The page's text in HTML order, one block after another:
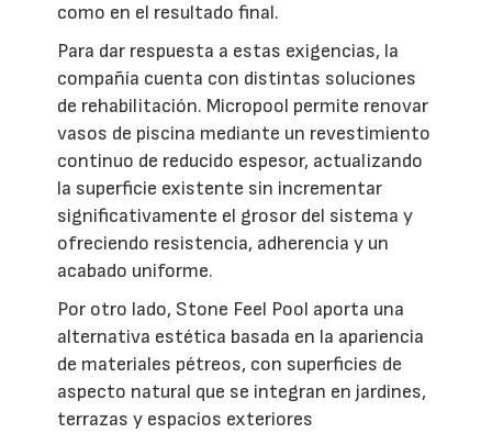
como en el resultado final.
Para dar respuesta a estas exigencias, la
compañía cuenta con distintas soluciones
de rehabilitación. Micropool permite renovar
vasos de piscina mediante un revestimiento
continuo de reducido espesor, actualizando
la superficie existente sin incrementar
significativamente el grosor del sistema y
ofreciendo resistencia, adherencia y un
acabado uniforme.
Por otro lado, Stone Feel Pool aporta una
alternativa estética basada en la apariencia
de materiales pétreos, con superficies de
aspecto natural que se integran en jardines,
terrazas y espacios exteriores